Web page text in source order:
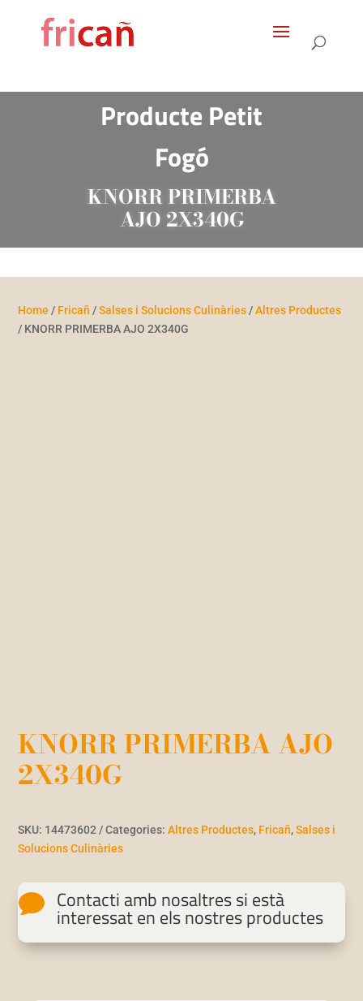
Producte Petit
Fogó
KNORR PRIMERBA
AJO 2X340G
Home / Fricañ /Salses i Solucions Culinàries/Altres Productes
/ KNORR PRIMERBA AJO 2X340G
KNORR PRIMERBA AJO
2X340G
SKU: 14473602 Categories:Altres Productes, Fricañ,Salses i
Solucions Culinàries
 Contacti amb nosaltres si està
interessat en els nostres productes